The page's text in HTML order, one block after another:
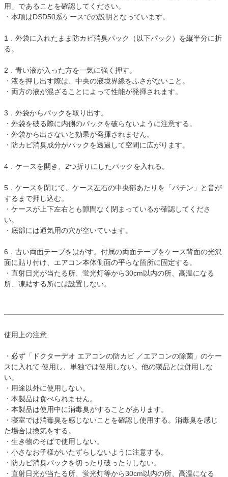
用」であることを確認してください。
・本項はDSD50系ケースでの説明となっています。
1．外袋に入れたまま防カビ消臭パック（以下パック）を縦半分に折
る。
2．青い液が入った方を一気に強く押す。
・液を押し出す際は、中央の液境界線をふさがないこと。
・両方の液が混ざることによって性能が発揮されます。
3．外袋からパックを取り出す。
・外袋を破る際に内側のパックを破らないように注意する。
・外袋から出さないと効果が発揮されません。
・防カビ消臭成分がパックを透過して空間に広がります。
4．ケースを開き、2つ折りにしたパックを入れる。
5．ケースを閉じて、ケース左右の中央部あたりを「パチン」と音が
するまで押し込む。
・ケースが上下左右とも隙間なく閉まっているか確認してくださ
い。
・底部には通気用の穴が空いています。
6．古い両面テープをはがす。付属の両面テープをケース背面の光沢
面に貼り付け、エアコン本体側面の平らな箇所に固定する。
・直射日光が当たる所、蛍光灯等から30cm以内の所、高温になる
所、凍結する所には設置しない。
使用上の注意
・必ず「ドクターデオ エアコンの防カビ ／エアコンの除菌」のケー
スに入れて 使用し、単独では使用しない。他の製品とは併用しな
い。
・用途以外に使用しない。
・本製品は食べられません。
・本製品は使用中に消毒臭がすることがあります。
・寝室では消毒臭を感じないことを確認し使用する。消毒臭を感じ
た場合は換気をする。
・生き物のそばで使用しない。
・小さなお子様がいたずらしないように注意する。
・防カビ消臭パックを切ったり破ったりしない。
・直射日光が当たる所、蛍光灯等から30cm以内の所、高温になる